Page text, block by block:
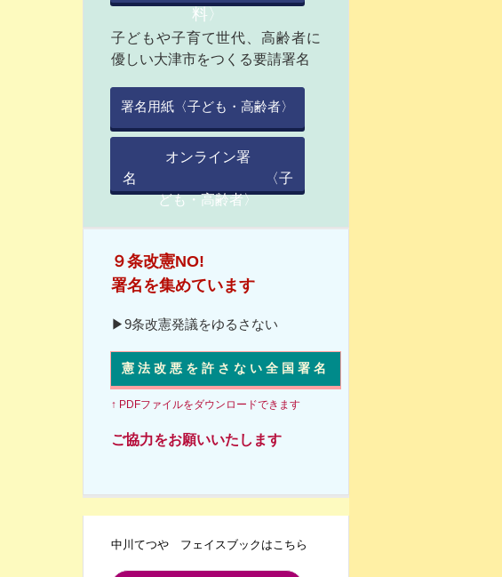
料〉
子どもや子育て世代、高齢者に
優しい大津市をつくる要請署名
署名用紙〈子ども・高齢者〉
オンライン署
名 〈子
ども・高齢者〉
９条改憲NO!
署名を集めています
▶9条改憲発議をゆるさない
憲法改悪を許さない全国署名
↑ PDFファイルをダウンロードできます
ご協力をお願いいたします
中川てつや フェイスブックはこちら